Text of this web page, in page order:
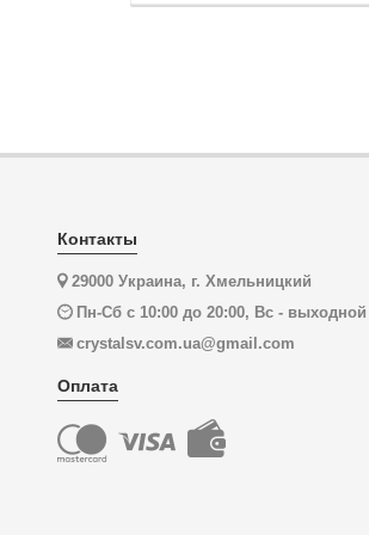
Контакты
29000 Украина, г. Хмельницкий
Пн-Сб с 10:00 до 20:00, Вс - выходной
crystalsv.com.ua@gmail.com
Оплата